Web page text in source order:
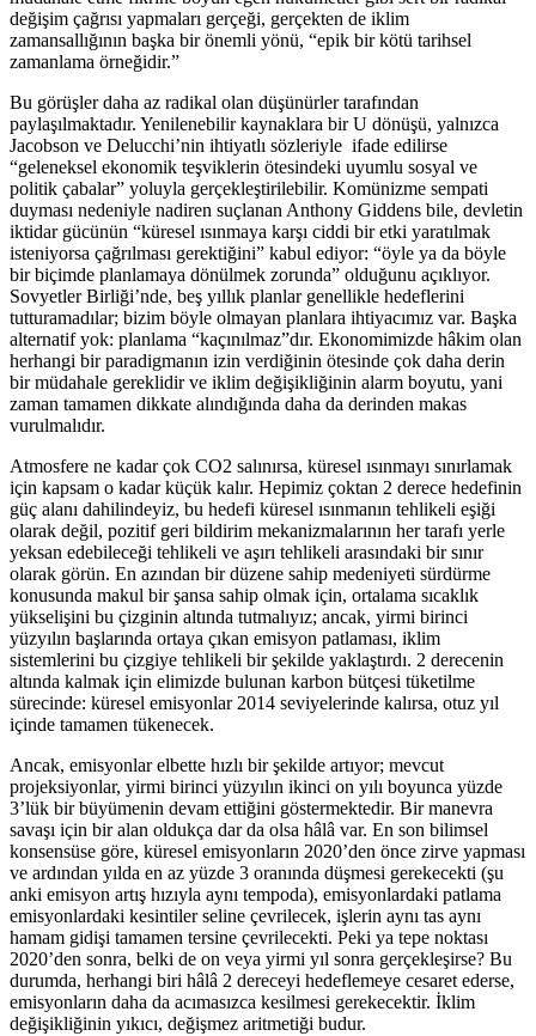
değişim çağrısı yapmaları gerçeği, gerçekten de iklim
zamansallığının başka bir önemli yönü, “epik bir kötü tarihsel
zamanlama örneğidir.”
Bu görüşler daha az radikal olan düşünürler tarafından
paylaşılmaktadır. Yenilenebilir kaynaklara bir U dönüşü, yalnızca
Jacobson ve Delucchi’nin ihtiyatlı sözleriyle ifade edilirse
“geleneksel ekonomik teşviklerin ötesindeki uyumlu sosyal ve
politik çabalar” yoluyla gerçekleştirilebilir. Komünizme sempati
duyması nedeniyle nadiren suçlanan Anthony Giddens bile, devletin
iktidar gücünün “küresel ısınmaya karşı ciddi bir etki yaratılmak
isteniyorsa çağrılması gerektiğini” kabul ediyor: “öyle ya da böyle
bir biçimde planlamaya dönülmek zorunda” olduğunu açıklıyor.
Sovyetler Birliği’nde, beş yıllık planlar genellikle hedeflerini
tutturamadılar; bizim böyle olmayan planlara ihtiyacımız var. Başka
alternatif yok: planlama “kaçınılmaz”dır. Ekonomimizde hâkim olan
herhangi bir paradigmanın izin verdiğinin ötesinde çok daha derin
bir müdahale gereklidir ve iklim değişikliğinin alarm boyutu, yani
zaman tamamen dikkate alındığında daha da derinden makas
vurulmalıdır.
Atmosfere ne kadar çok CO2 salınırsa, küresel ısınmayı sınırlamak
için kapsam o kadar küçük kalır. Hepimiz çoktan 2 derece hedefinin
güç alanı dahilindeyiz, bu hedefi küresel ısınmanın tehlikeli eşiği
olarak değil, pozitif geri bildirim mekanizmalarının her tarafı yerle
yeksan edebileceği tehlikeli ve aşırı tehlikeli arasındaki bir sınır
olarak görün. En azından bir düzene sahip medeniyeti sürdürme
konusunda makul bir şansa sahip olmak için, ortalama sıcaklık
yükselişini bu çizginin altında tutmalıyız; ancak, yirmi birinci
yüzyılın başlarında ortaya çıkan emisyon patlaması, iklim
sistemlerini bu çizgiye tehlikeli bir şekilde yaklaştırdı. 2 derecenin
altında kalmak için elimizde bulunan karbon bütçesi tüketilme
sürecinde: küresel emisyonlar 2014 seviyelerinde kalırsa, otuz yıl
içinde tamamen tükenecek.
Ancak, emisyonlar elbette hızlı bir şekilde artıyor; mevcut
projeksiyonlar, yirmi birinci yüzyılın ikinci on yılı boyunca yüzde
3’lük bir büyümenin devam ettiğini göstermektedir. Bir manevra
savaşı için bir alan oldukça dar da olsa hâlâ var. En son bilimsel
konsensüse göre, küresel emisyonların 2020’den önce zirve yapması
ve ardından yılda en az yüzde 3 oranında düşmesi gerekecekti (şu
anki emisyon artış hızıyla aynı tempoda), emisyonlardaki patlama
emisyonlardaki kesintiler seline çevrilecek, işlerin aynı tas aynı
hamam gidişi tamamen tersine çevrilecekti. Peki ya tepe noktası
2020’den sonra, belki de on veya yirmi yıl sonra gerçekleşirse? Bu
durumda, herhangi biri hâlâ 2 dereceyi hedeflemeye cesaret ederse,
emisyonların daha da acımasızca kesilmesi gerekecektir. İklim
değişikliğinin yıkıcı, değişmez aritmetiği budur.